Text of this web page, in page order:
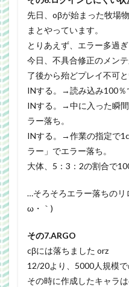
先日、oβが始まった牧場
まとやっています。
とりあえず、エラー多過
今日、不具合修正のメン
了後から殆どプレイ不可と
INする。→読み込み100％
INする。→中に入った瞬
ラー落ち。
INする。→作業の指定で
ラー」でエラー落ち。
大体、5：3：2の割合で
…そろそろエラー落ちのリ
ω・｀)
その7.ARGO
cβには落ちました orz
12/20より、5000人規模で
その時に作成したキャラ